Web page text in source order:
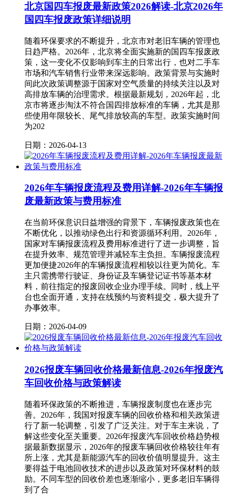
北京国四车报废最新政策2026解读-北京2026年
国四车报废政策详细说明
随着环保要求的不断提升，北京市对老旧车辆的管理也
日趋严格。2026年，北京将全面实施新的国四车报废政
策，这一变化不仅影响到车主的日常出行，也对二手车
市场和汽车销售行业带来深远影响。政策背景与实施时
间此次政策调整源于国家对空气质量的持续关注以及对
高排放车辆的治理需求。根据最新规划，2026年起，北
京市将逐步淘汰不符合国四排放标准的车辆，尤其是那
些使用年限较长、尾气排放较高的车型。政策实施时间
为202
日期：2026-04-13
2026年车辆报废流程及费用详解-2026年车辆报
废最新政策与费用标准
在当前环保意识日益增强的背景下，车辆报废政策也在
不断优化，以推动绿色出行和资源循环利用。2026年，
国家对车辆报废流程及费用标准进行了进一步调整，旨
在提升效率、规范管理并减轻车主负担。车辆报废流程
更加便捷2026年的车辆报废流程相较以往更为简化。车
主只需携带行驶证、身份证及车辆登记证书等基本材
料，前往指定的报废回收企业办理手续。同时，线上平
台也全面开通，支持在线预约与资料提交，极大提升了
办事效率。
日期：2026-04-09
2026报废车辆回收价格最新信息-2026年报废汽
车回收价格与政策解读
随着环保政策的不断推进，车辆报废制度也在逐步完
善。2026年，我国对报废车辆的回收价格和相关政策进
行了新一轮调整，引发了广泛关注。对于车主来说，了
解这些变化至关重要。2026年报废汽车回收价格趋势根
据最新数据显示，2026年的报废车辆回收价格较往年有
所上涨，尤其是新能源汽车的回收价值明显提升。这主
要得益于电池回收技术的进步以及政策对环保材料的鼓
励。不同车型的回收价差也逐渐缩小，更多老旧车辆得
到了合